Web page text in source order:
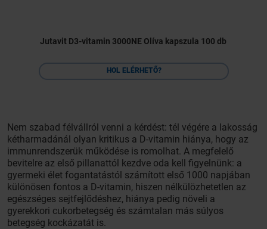
Jutavit D3-vitamin 3000NE Olíva kapszula 100 db
HOL ELÉRHETŐ?
Nem szabad félvállról venni a kérdést: tél végére a lakosság
kétharmadánál olyan kritikus a D-vitamin hiánya, hogy az
immunrendszerük működése is romolhat. A megfelelő
bevitelre az első pillanattól kezdve oda kell figyelnünk: a
gyermeki élet fogantatástól számított első 1000 napjában
különösen fontos a D-vitamin, hiszen nélkülözhetetlen az
egészséges sejtfejlődéshez, hiánya pedig növeli a
gyerekkori cukorbetegség és számtalan más súlyos
betegség kockázatát is.